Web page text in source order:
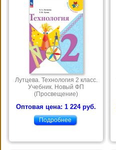
Лутцева. Технология 2 класс.
Учебник. Новый ФП
(Просвещение)
Оптовая цена: 1 224 руб.
Подробнее